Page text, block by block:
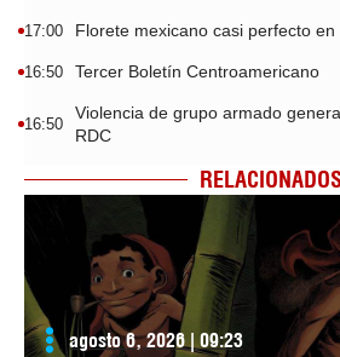
17:00 Florete mexicano casi perfecto
16:50 Tercer Boletín Centroamericano
16:50
Violencia de grupo armado
RDC
agosto 6, 2026 | 09:23